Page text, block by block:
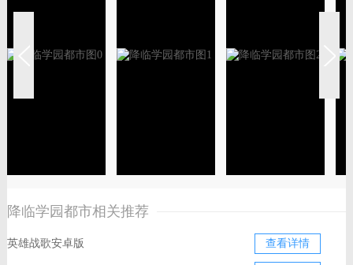
降临学园都市相关推荐
英雄战歌安卓版 查看详情